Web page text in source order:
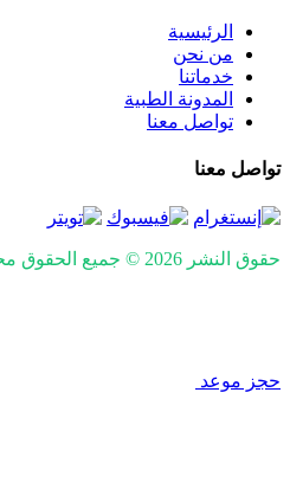
الرئيسية
من نحن
خدماتنا
المدونة الطبية
تواصل معنا
تواصل معنا
حقوق النشر 2026 © جميع الحقوق محفوظة
حجز موعد